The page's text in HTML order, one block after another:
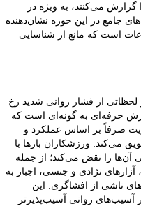
می‌کنند، به ویژه در
جامع در این حوزه نشان‌دهنده
است که مانع از شناسایی
از فشار روانی شدید رخ
حرفه‌ای به گونه‌ای است که
صرفاً بر اساس عملکرد و
می‌کند. ورزشکاران بارها با
آن‌ها را نقض می‌کند؛ از جمله
نژادی و جنسی، اجبار به
ناشی از افشاگری. این
روانی آسیب‌پذیرتر